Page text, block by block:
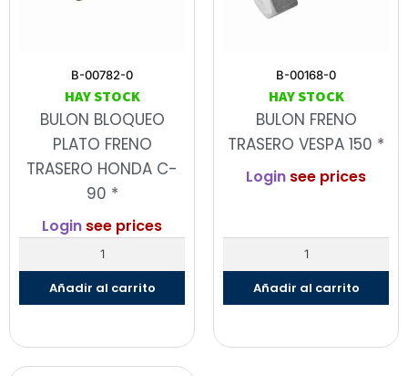
B-00782-0
HAY STOCK
BULON BLOQUEO
PLATO FRENO
TRASERO HONDA C-
90 *
Login see prices
Añadir al carrito
B-00168-0
HAY STOCK
BULON FRENO
TRASERO VESPA 150 *
Login see prices
Añadir al carrito